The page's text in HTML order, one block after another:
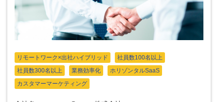
リモートワーク×出社ハイブリッド
社員数100名以上
社員数300名以上
業務効率化
ホリゾンタルSaaS
カスタマーマーケティング